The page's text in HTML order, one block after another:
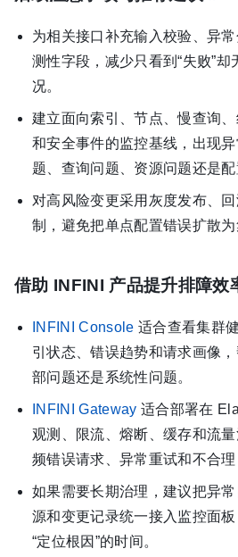
为相关接口补充输入校验、异
测性字段，减少只看到“失败”
况。
建立面向索引、节点、慢查询
和安全事件的监控基线，出现
题、查询问题、资源问题还是配
对高风险变更采用灰度发布、
制，避免把单点配置错误扩散为
借助 INFINI 产品提升排障效
INFINI Console 适合查看集群
引状态、错误趋势和请求画像
部问题还是系统性问题。
INFINI Gateway 适合部署在
观测、限流、熔断、缓存和流
频错误请求、异常重试和不合理
如果需要长期治理，建议把异
源和变更记录统一接入监控面板
“定位根因”的时间。